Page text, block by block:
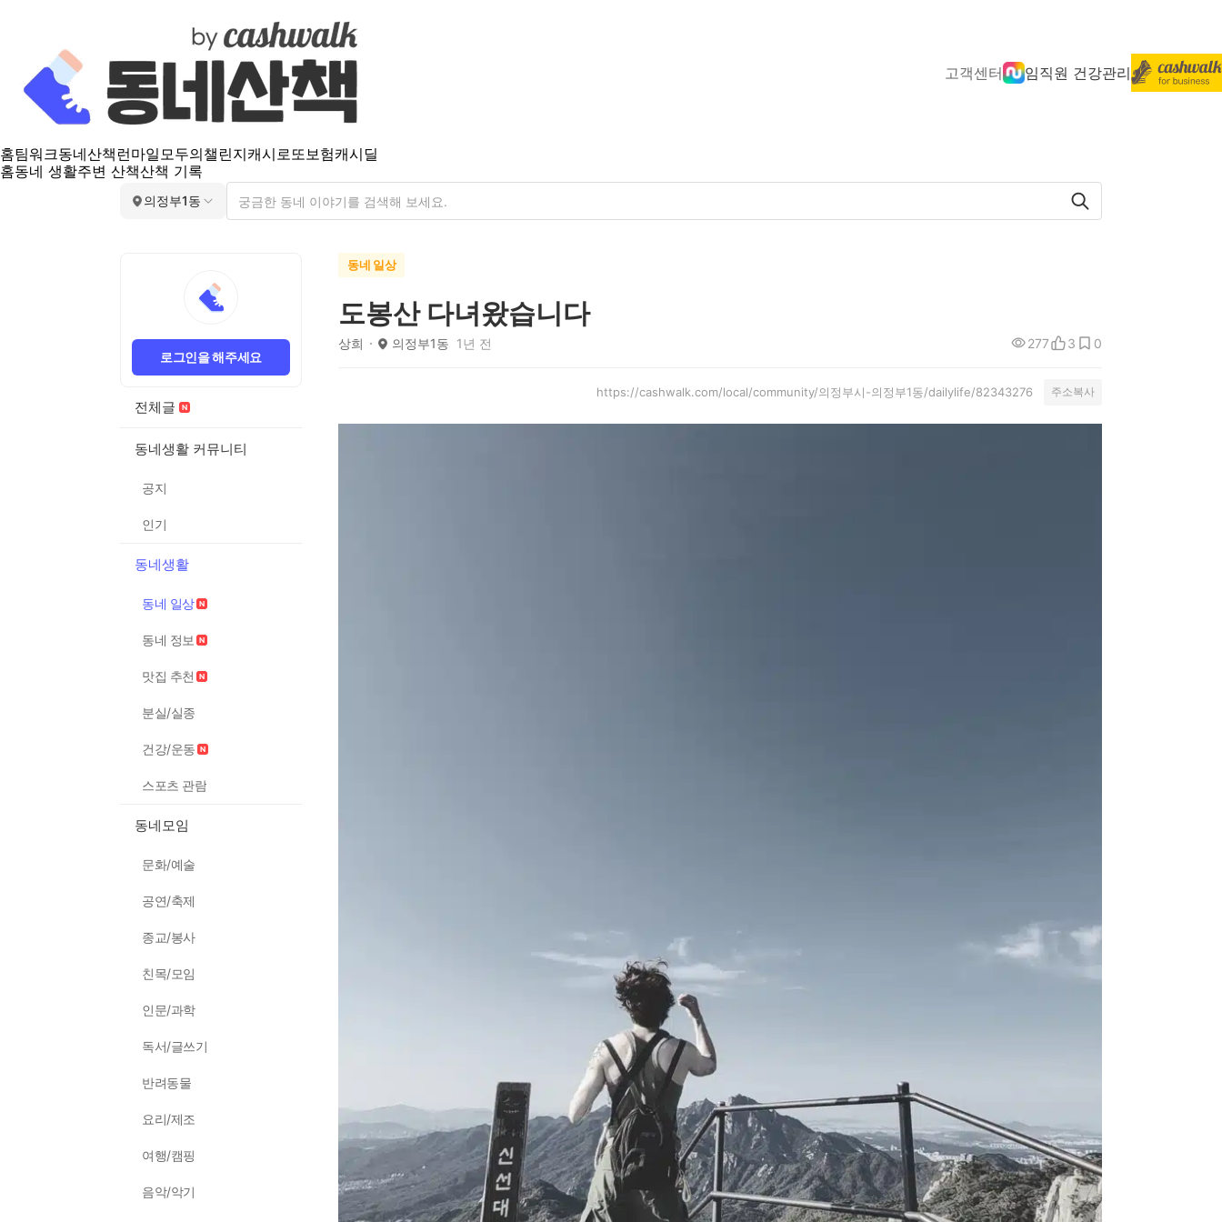
고객센터 임직원 건강관리
홈팀워크동네산책 런마일모두의챌린지캐시로또보험캐시딜
홈동네 생활주변 산책산책 기록
의정부1동
로그인을 해주세요
전체글
동네생활 커뮤니티
공지
인기
동네생활
동네 일상
동네 정보
맛집 추천
분실/실종
건강/운동
스포츠 관람
동네모임
문화/예술
공연/축제
종교/봉사
친목/모임
인문/과학
독서/글쓰기
반려동물
요리/제조
여행/캠핑
음악/악기
동네 일상
도봉산 다녀왔습니다
상희 의정부1동 1년 전 277 3 0
https://cashwalk.com/local/community/의정부시-의정부1동/dailylife/82343276 주소복사